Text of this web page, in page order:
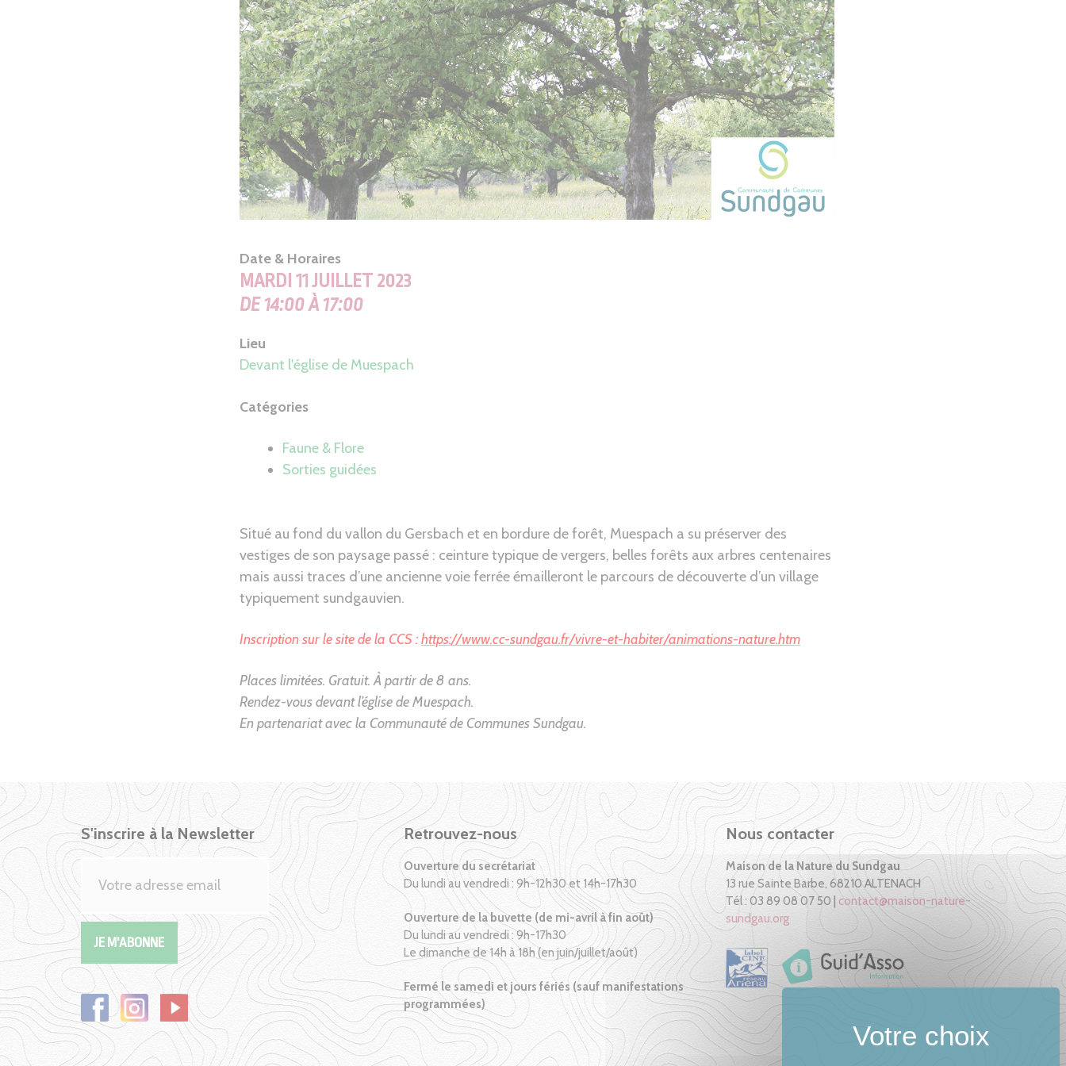
Date & Horaires
MARDI 11 JUILLET 2023
DE 14:00 À 17:00
Lieu
Devant l'église de Muespach
Catégories
Faune & Flore
Sorties guidées
Situé au fond du vallon du Gersbach et en bordure de forêt, Muespach a su préserver des
vestiges de son paysage passé : ceinture typique de vergers, belles forêts aux arbres centenaires
mais aussi traces d’une ancienne voie ferrée émailleront le parcours de découverte d’un village
typiquement sundgauvien.
Inscription sur le site de la CCS :https://www.cc-sundgau.fr/vivre-et-habiter/animations-nature.htm
Places limitées. Gratuit. À partir de 8 ans.
Rendez-vous devant l’église de Muespach.
En partenariat avec la Communauté de Communes Sundgau.
S'inscrire à la Newsletter Retrouvez-nous
Ouverture du secrétariat
Du lundi au vendredi : 9h-12h30 et 14h-17h30
Ouverture de la buvette (de mi-avril à fin août)
Du lundi au vendredi : 9h-17h30
Le dimanche de 14h à 18h (en juin/juillet/août)
Fermé le samedi et jours fériés (sauf manifestations
programmées)
Nous contacter
Maison de la Nature du Sundgau
13 rue Sainte Barbe, 68210 ALTENACH
Tél : 03 89 08 07 50 | contact@maison-nature-
sundgau.org